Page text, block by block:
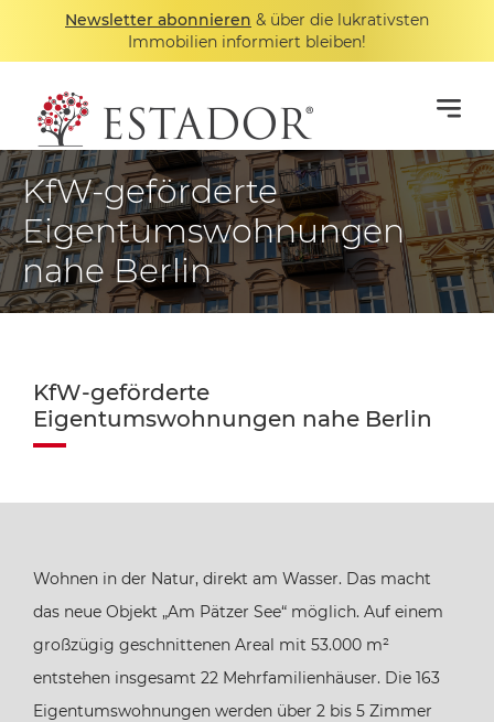
Newsletter abonnieren & über die lukrativsten
Immobilien informiert bleiben!
KfW-geförderte
Eigentumswohnungen
nahe Berlin
KfW-geförderte
Eigentumswohnungen nahe Berlin
Wohnen in der Natur, direkt am Wasser. Das macht
das neue Objekt „Am Pätzer See“ möglich. Auf einem
großzügig geschnittenen Areal mit 53.000 m²
entstehen insgesamt 22 Mehrfamilienhäuser. Die 163
Eigentumswohnungen werden über 2 bis 5 Zimmer